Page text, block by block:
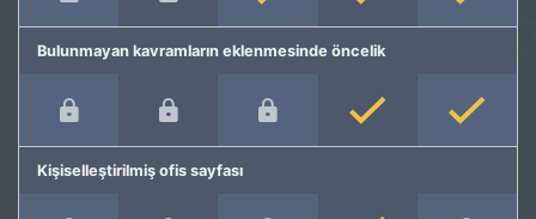
Bulunmayan kavramların eklenmesinde öncelik
Kişiselleştirilmiş ofis sayfası